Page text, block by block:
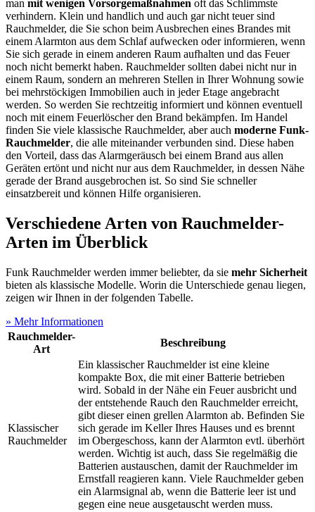
man mit wenigen Vorsorgemaßnahmen oft das Schlimmste
verhindern. Klein und handlich und auch gar nicht teuer sind
Rauchmelder, die Sie schon beim Ausbrechen eines Brandes mit
einem Alarmton aus dem Schlaf aufwecken oder informieren, wenn
Sie sich gerade in einem anderen Raum aufhalten und das Feuer
noch nicht bemerkt haben. Rauchmelder sollten dabei nicht nur in
einem Raum, sondern an mehreren Stellen in Ihrer Wohnung sowie
bei mehrstöckigen Immobilien auch in jeder Etage angebracht
werden. So werden Sie rechtzeitig informiert und können eventuell
noch mit einem Feuerlöscher den Brand bekämpfen. Im Handel
finden Sie viele klassische Rauchmelder, aber auch moderne Funk-
Rauchmelder, die alle miteinander verbunden sind. Diese haben
den Vorteil, dass das Alarmgeräusch bei einem Brand aus allen
Geräten ertönt und nicht nur aus dem Rauchmelder, in dessen Nähe
gerade der Brand ausgebrochen ist. So sind Sie schneller
einsatzbereit und können Hilfe organisieren.
Verschiedene Arten von Rauchmelder-
Arten im Überblick
Funk Rauchmelder werden immer beliebter, da sie mehr Sicherheit
bieten als klassische Modelle. Worin die Unterschiede genau liegen,
zeigen wir Ihnen in der folgenden Tabelle.
» Mehr Informationen
Rauchmelder-
Art
Beschreibung
Klassischer
Rauchmelder
Ein klassischer Rauchmelder ist eine kleine
kompakte Box, die mit einer Batterie betrieben
wird. Sobald in der Nähe ein Feuer ausbricht und
der entstehende Rauch den Rauchmelder erreicht,
gibt dieser einen grellen Alarmton ab. Befinden Sie
sich gerade im Keller Ihres Hauses und es brennt
im Obergeschoss, kann der Alarmton evtl. überhört
werden. Wichtig ist auch, dass Sie regelmäßig die
Batterien austauschen, damit der Rauchmelder im
Ernstfall reagieren kann. Viele Rauchmelder geben
ein Alarmsignal ab, wenn die Batterie leer ist und
gegen eine neue ausgetauscht werden muss.